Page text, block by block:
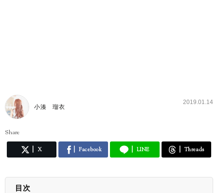
小湊 瑠衣
2019.01.14
Share
X Facebook LINE Threads
目次